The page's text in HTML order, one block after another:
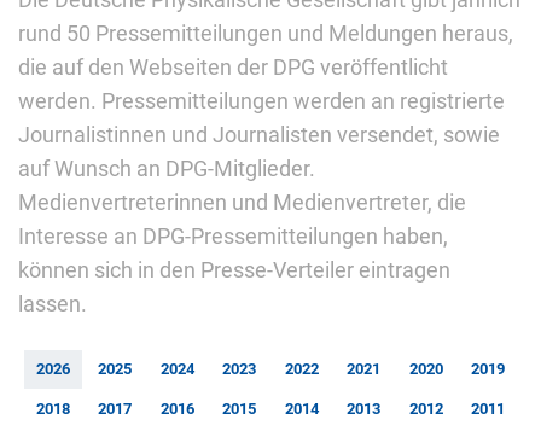
rund 50 Pressemitteilungen und Meldungen heraus,
die auf den Webseiten der DPG veröffentlicht
werden. Pressemitteilungen werden an registrierte
Journalistinnen und Journalisten versendet, sowie
auf Wunsch an DPG-Mitglieder.
Medienvertreterinnen und Medienvertreter, die
Interesse an DPG-Pressemitteilungen haben,
können sich in den Presse-Verteiler eintragen
lassen.
2026 2025 2024 2023 2022 2021 2020 2019
2018 2017 2016 2015 2014 2013 2012 2011